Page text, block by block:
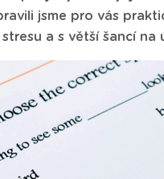
jsme pro vás
a s větší šancí na